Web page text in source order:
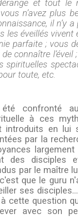
et tout le
n’avez plus
il n’y a
les éveillés vivent
parfaite ; vous
de connaître
spirituelles
toute, etc.
confronté
à ces
introduits en lui
par la
largement
des disciples
par le maître
que le guru
ses disciples...
cette question
avec son